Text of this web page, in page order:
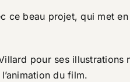
ce beau projet, qui met
pour ses illustrations
du film.